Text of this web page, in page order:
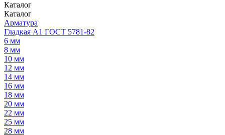
Каталог
Каталог
Арматура
Гладкая А1 ГОСТ 5781-82
6 мм
8 мм
10 мм
12 мм
14 мм
16 мм
18 мм
20 мм
22 мм
25 мм
28 мм